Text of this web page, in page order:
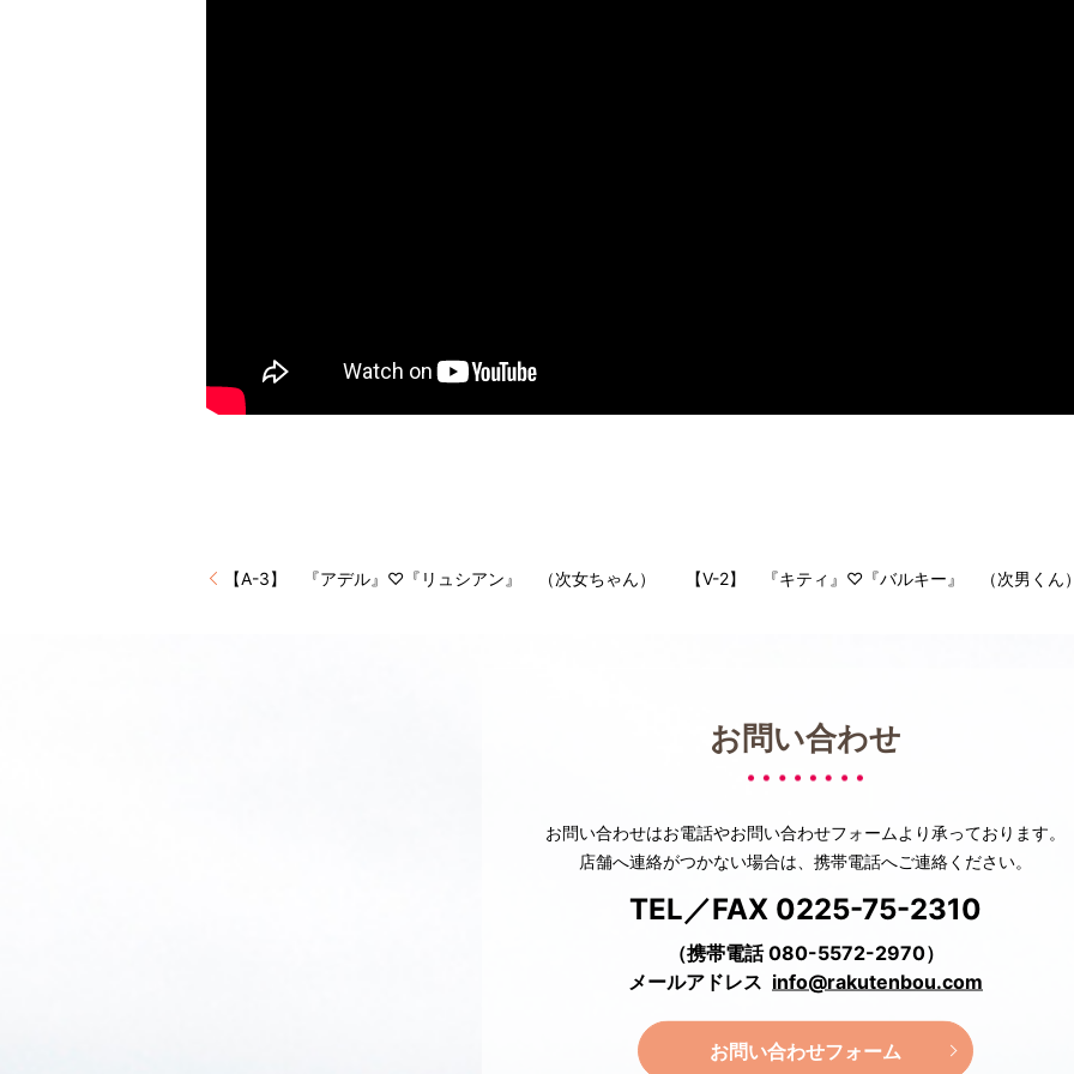
【A-3】 『アデル』♡『リュシアン』 （次女ちゃん） 【V-2】 『キティ』♡『バルキー』 （次男くん
お問い合わせ
お問い合わせはお電話やお問い合わせフォームより承っております。
店舗へ連絡がつかない場合は、 携帯電話へご連絡ください。
TEL／FAX 0225-75-2310
（携帯電話 080-5572-2970）
メールアドレス info@rakutenbou.com
お問い合わせフォーム